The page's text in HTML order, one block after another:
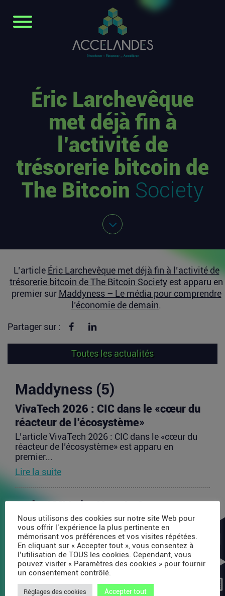
Éric Larchevêque
met déjà fin à
l’activité de
trésorerie bitcoin de
The Bitcoin Society
L’article Éric Larchevêque met déjà fin à l’activité de
trésorerie bitcoin de The Bitcoin Society est apparu en
premier sur Maddyness – Le média pour comprendre
l’économie de demain.
Partager sur : Partager sur Facebook
Toutes les actualités
Maddyness (5)
VivaTech 2026 : CIC dans le «cœur du
réacteur de l’écosystème»
L’article VivaTech 2026 : CIC dans le «cœur du
réacteur de l’écosystème» est apparu en
premier...
Lire la suite
Après AMI Labs, Yann LeCun veut
lancer un fonds de 200 millions d’euros
dédié à l’IA
L’article Après AMI Labs, Yann LeCun veut lancer
un fonds de 200 millions d’euros dédié à l’IA
est...
Lire la suite
Nous utilisons des cookies sur notre site Web pour
vous offrir l’expérience la plus pertinente en
mémorisant vos préférences et vos visites répétées.
En cliquant sur « Accepter tout », vous consentez à
l’utilisation de TOUS les cookies. Cependant, vous
pouvez visiter « Paramètres des cookies » pour fournir
un consentement contrôlé.
Réglages des cookies Accepter tout